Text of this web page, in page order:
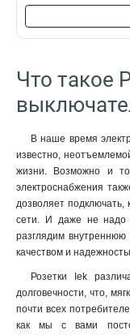
Что такое
В наше время
известно,
жизни. Возможно и
электроснабжения
дозволяет подключать,
сети. И даже не надо
разглядим внутреннюю
качеством и
Розетки Iek
долговечности, что,
почти всех
как мы с вами